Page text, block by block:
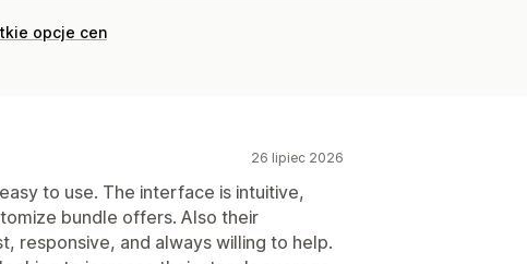
opcje cen
26 lipiec 2026
to use. The interface is intuitive,
bundle offers. Also their
responsive, and always willing to help.